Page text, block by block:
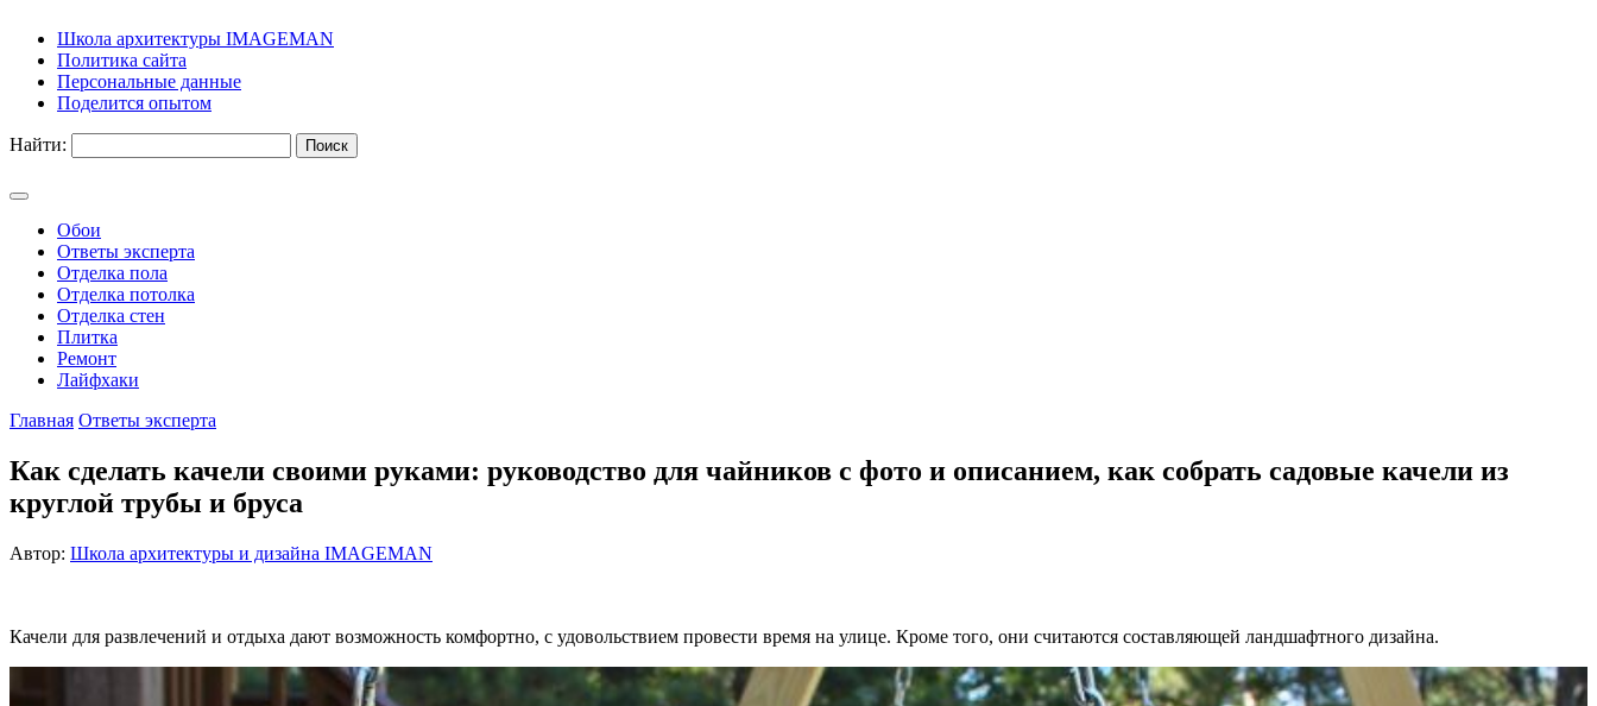
Школа архитектуры IMAGEMAN
Политика сайта
Персональные данные
Поделится опытом
Найти:
Обои
Ответы эксперта
Отделка пола
Отделка потолка
Отделка стен
Плитка
Ремонт
Лайфхаки
Главная Ответы эксперта
Как сделать качели своими руками: руководство для чайников с фото и описанием, как собрать садовые качели из
круглой трубы и бруса
Автор: Школа архитектуры и дизайна IMAGEMAN
Качели для развлечений и отдыха дают возможность комфортно, с удовольствием провести время на улице. Кроме того, они считаются составляющей ландшафтного дизайна.